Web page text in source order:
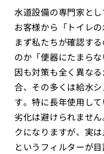
水道設備の専門家と
お客様から「トイレ
まず私たちが確認す
のか「便器にたまら
因も対策も全く異な
合、その多くは給水
す。特に長年使用し
劣化は避けられませ
クになりますが、実
というフィルターが